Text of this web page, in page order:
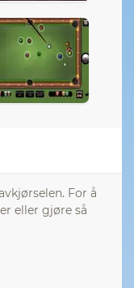
For å
eller gjøre så